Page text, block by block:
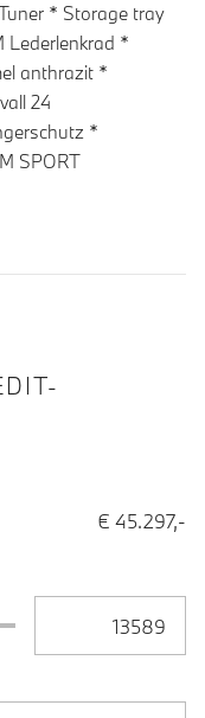
* Storage tray
Lederlenkrad *
anthrazit *
24
*
SPORT
€ 45.297,-